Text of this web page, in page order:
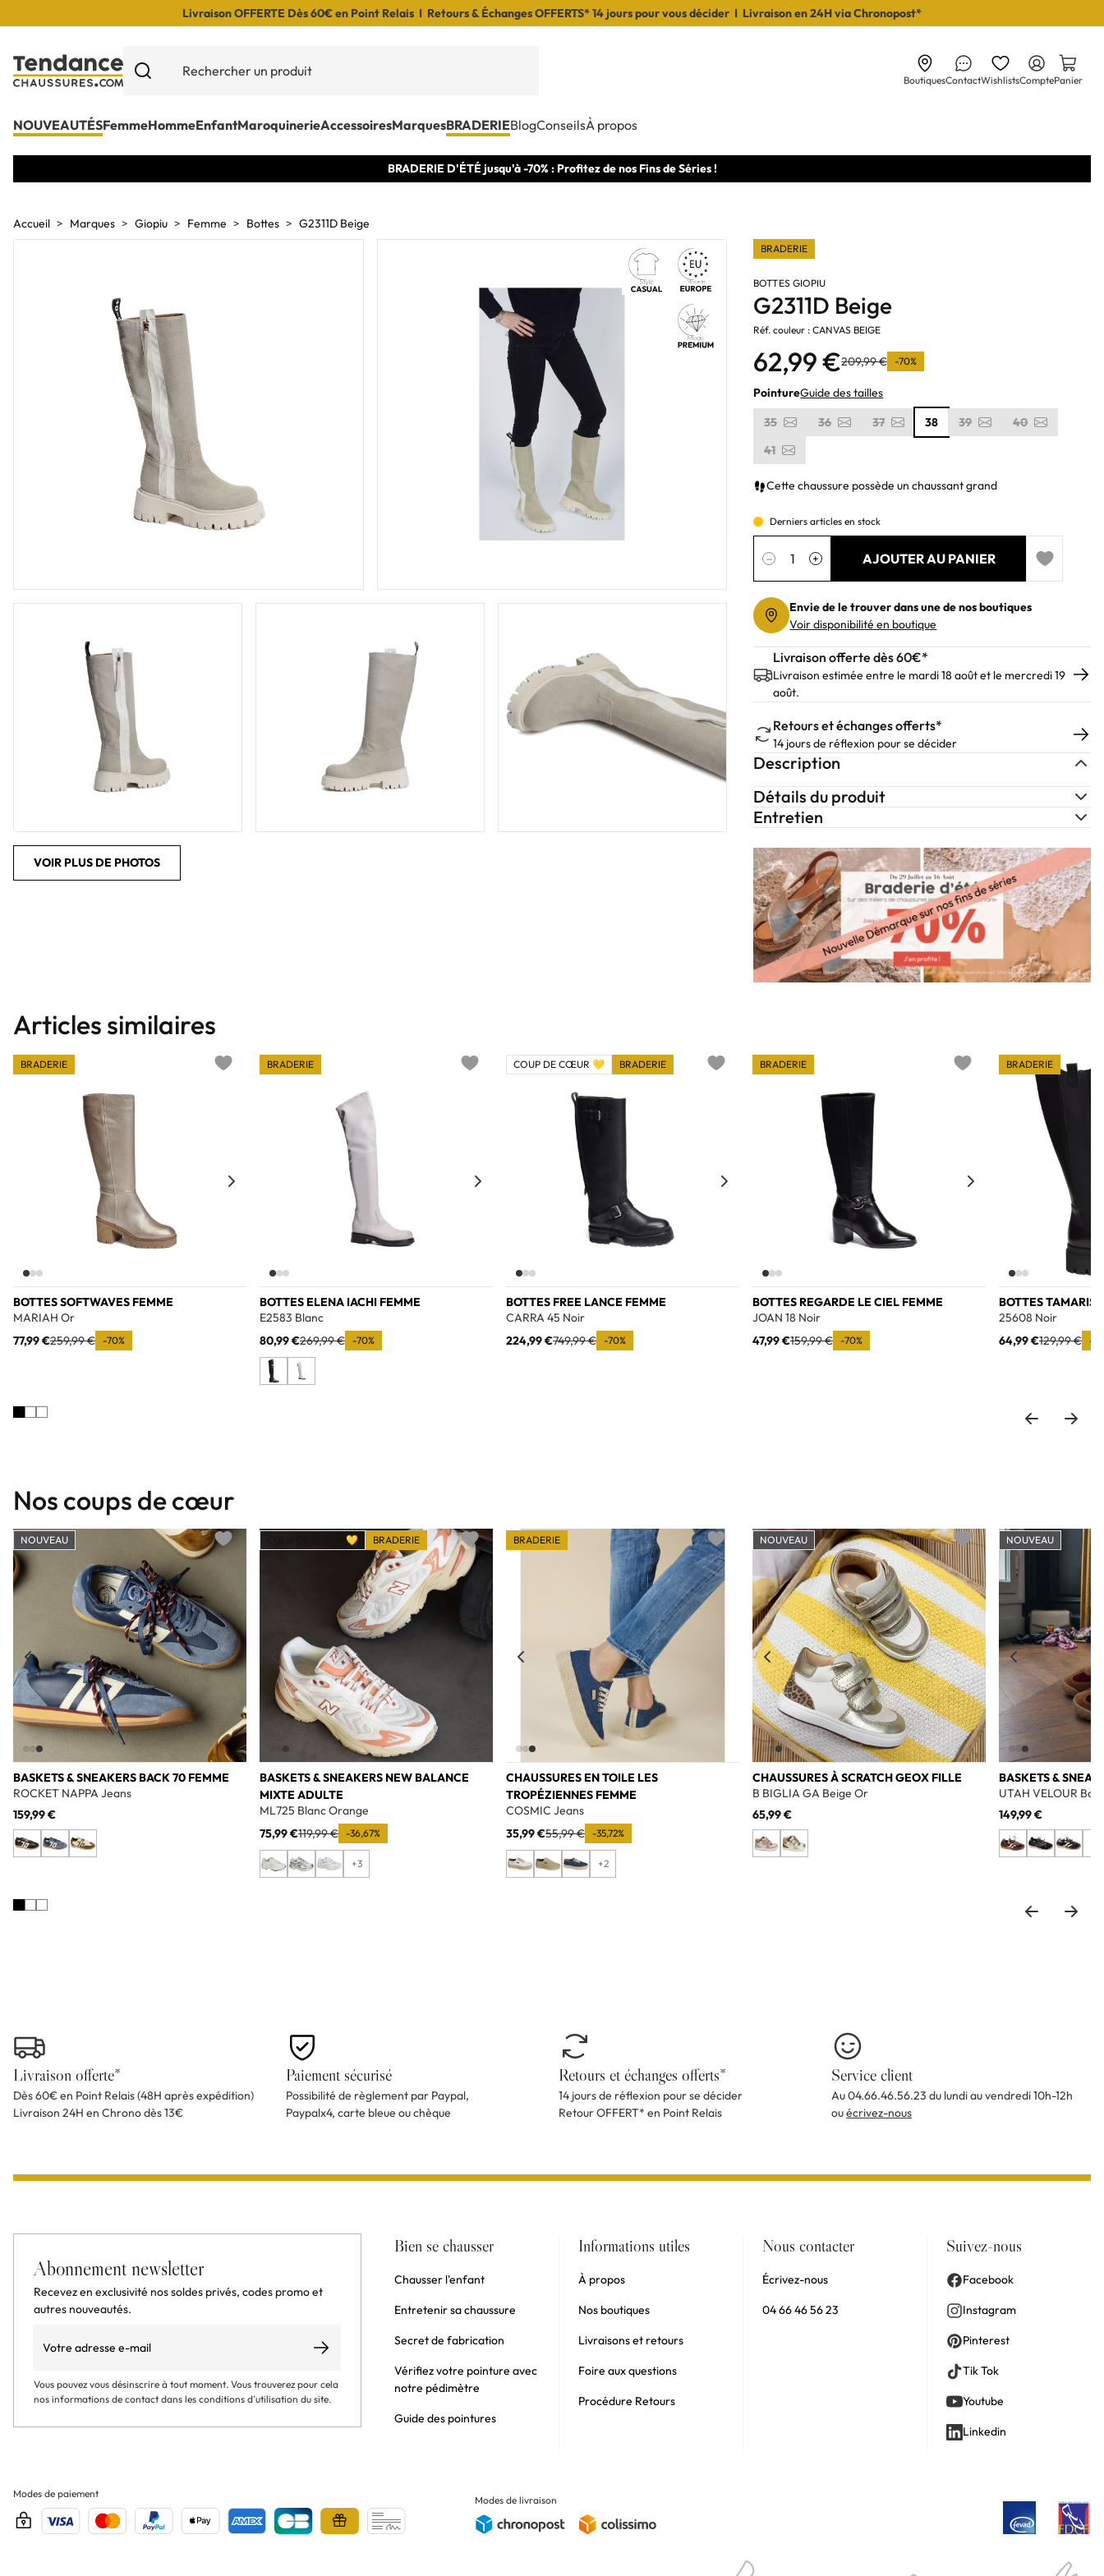
Livraison OFFERTE Dès 60€ en Point Relais I Retours & Échanges OFFERTS* 14 jours pour vous décider I Livraison en 24H via Chronopost*
BoutiquesContactWishlistsComptePanier
NOUVEAUTÉSFemmeHommeEnfantMaroquinerieAccessoiresMarquesBRADERIEBlogConseilsÀ propos
BRADERIE D'ÉTÉ jusqu'à -70% : Profitez de nos Fins de Séries !
Accueil Marques Giopiu Femme Bottes G2311D Beige
VOIR PLUS DE PHOTOS
BRADERIE
BOTTES GIOPIU
G2311D Beige
Réf. couleur : CANVAS BEIGE
62,99 €209,99 € -70%
PointureGuide des tailles
35
36 37 38 39
40
41
Cette chaussure possède un chaussant grand
Derniers articles en stock
− +
AJOUTER AU PANIER
Add to
Envie de le trouver dans une de nos boutiques
Voir disponibilité en boutique
Livraison offerte dès 60€*
Livraison estimée entre le mardi 18 août et le mercredi 19
août.
Retours et échanges offerts*
14 jours de réflexion pour se décider
Description
Détails du produit
Entretien
Articles similaires
BOTTES SOFTWAVES FEMME
MARIAH Or
77,99 €259,99 € -70%
BRADERIE
BOTTES ELENA IACHI FEMME
E2583 Blanc
80,99 €269,99 € -70%
BRADERIE
BOTTES FREE LANCE FEMME
CARRA 45 Noir
224,99 €749,99 € -70%
COUP DE CŒUR 💛 BRADERIE
BOTTES REGARDE LE CIEL FEMME
JOAN 18 Noir
47,99 €159,99 € -70%
BRADERIE
Add to wishlist
BOTTES TAMARIS
25608 Noir
64,99 €129,99 € -
BRADERIE
Nos coups de cœur
BASKETS & SNEAKERS BACK 70 FEMME
ROCKET NAPPA Jeans
159,99 €
NOUVEAU
Add to wishlist
BASKETS & SNEAKERS NEW BALANCE
MIXTE ADULTE
ML725 Blanc Orange
75,99 €119,99 € -36,67%
+3
COUP DE CŒUR 💛 BRADERIE
Add to wishlist
CHAUSSURES EN TOILE LES
TROPÉZIENNES FEMME
COSMIC Jeans
35,99 €55,99 € -35,72%
+2
BRADERIE
Add to wishlist
CHAUSSURES À SCRATCH GEOX FILLE
B BIGLIA GA Beige Or
65,99 €
NOUVEAU
Add to wishlist
BASKETS &
UTAH VELOUR
149,99 €
NOUVEAU
Livraison offerte*
Dès 60€ en Point Relais (48H après expédition)
Livraison 24H en Chrono dès 13€
Paiement sécurisé
Possibilité de règlement par Paypal,
Paypalx4, carte bleue ou chèque
Retours et échanges offerts*
14 jours de réflexion pour se décider
Retour OFFERT* en Point Relais
Service client
Au 04.66.46.56.23 du lundi au vendredi 10h-12h
ouécrivez-nous
Abonnement newsletter
Recevez en exclusivité nos soldes privés, codes promo et
autres nouveautés.
S’abonner
Vous pouvez vous désinscrire à tout moment. Vous trouverez pour cela
nos informations de contact dans les conditions d'utilisation du site.
Bien se chausser
Chausser l'enfant
Entretenir sa chaussure
Secret de fabrication
Vérifiez votre pointure avec
notre pédimètre
Guide des pointures
Informations utiles
À propos
Nos boutiques
Livraisons et retours
Foire aux questions
Procédure Retours
Nous contacter
Écrivez-nous
04 66 46 56 23
Suivez-nous
Facebook
Instagram
Pinterest
Tik Tok
Youtube
Linkedin
Modes de paiement
Modes de livraison